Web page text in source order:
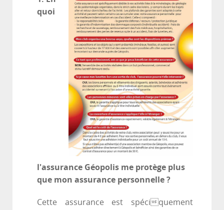
quoi
l'assurance Géopolis me protège plus
que mon assurance personnelle ?
Cette assurance est spéciquement